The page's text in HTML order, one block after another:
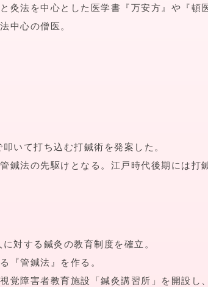
法を中心とした医学書『万安方』や『頓
中心の僧医。
いて打ち込む打鍼術を発案した。
鍼法の先駆けとなる。江戸時代後期には打
対する鍼灸の教育制度を確立。
『管鍼法』を作る。
覚障害者教育施設「鍼灸講習所」を開設し